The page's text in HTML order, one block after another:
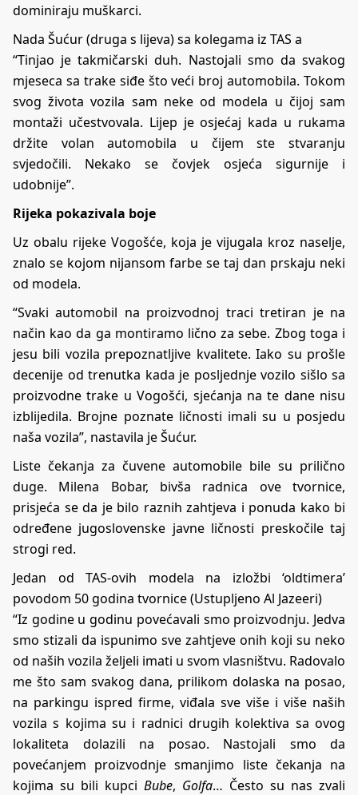
dominiraju muškarci.
Nada Šućur (druga s lijeva) sa kolegama iz TAS a
“Tinjao je takmičarski duh. Nastojali smo da svakog
mjeseca sa trake siđe što veći broj automobila. Tokom
svog života vozila sam neke od modela u čijoj sam
montaži učestvovala. Lijep je osjećaj kada u rukama
držite volan automobila u čijem ste stvaranju
svjedočili. Nekako se čovjek osjeća sigurnije i
udobnije”.
Rijeka pokazivala boje
Uz obalu rijeke Vogošće, koja je vijugala kroz naselje,
znalo se kojom nijansom farbe se taj dan prskaju neki
od modela.
“Svaki automobil na proizvodnoj traci tretiran je na
način kao da ga montiramo lično za sebe. Zbog toga i
jesu bili vozila prepoznatljive kvalitete. Iako su prošle
decenije od trenutka kada je posljednje vozilo sišlo sa
proizvodne trake u Vogošći, sjećanja na te dane nisu
izblijedila. Brojne poznate ličnosti imali su u posjedu
naša vozila”, nastavila je Šućur.
Liste čekanja za čuvene automobile bile su prilično
duge. Milena Bobar, bivša radnica ove tvornice,
prisjeća se da je bilo raznih zahtjeva i ponuda kako bi
određene jugoslovenske javne ličnosti preskočile taj
strogi red.
Jedan od TAS-ovih modela na izložbi ‘oldtimera’
povodom 50 godina tvornice (Ustupljeno Al Jazeeri)
“Iz godine u godinu povećavali smo proizvodnju. Jedva
smo stizali da ispunimo sve zahtjeve onih koji su neko
od naših vozila željeli imati u svom vlasništvu. Radovalo
me što sam svakog dana, prilikom dolaska na posao,
na parkingu ispred firme, viđala sve više i više naših
vozila s kojima su i radnici drugih kolektiva sa ovog
lokaliteta dolazili na posao. Nastojali smo da
povećanjem proizvodnje smanjimo liste čekanja na
kojima su bili kupci Bube, Golfa… Često su nas zvali